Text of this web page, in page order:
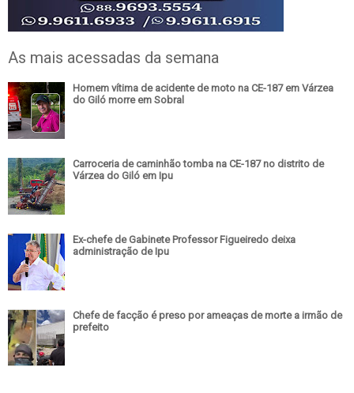
As mais acessadas da semana
Homem vítima de acidente de moto na CE-187 em Várzea
do Giló morre em Sobral
Carroceria de caminhão tomba na CE-187 no distrito de
Várzea do Giló em Ipu
Ex-chefe de Gabinete Professor Figueiredo deixa
administração de Ipu
Chefe de facção é preso por ameaças de morte a irmão de
prefeito